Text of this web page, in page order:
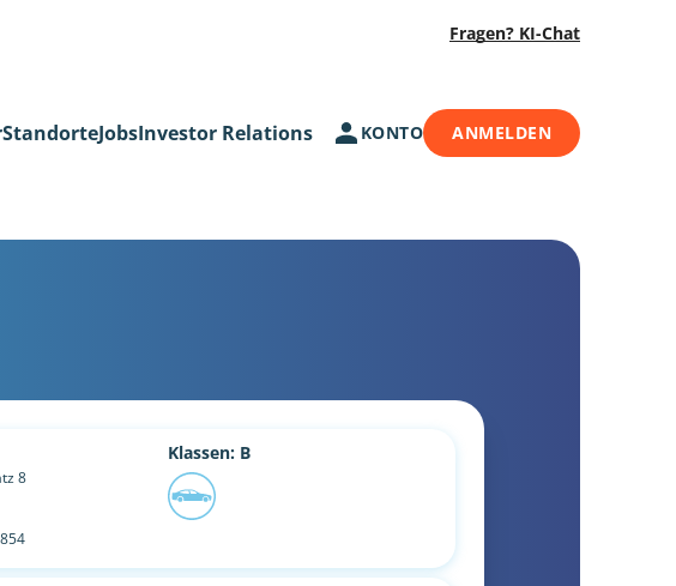
Fragen? KI-Chat
StandorteJobsInvestor Relations KONTO ANMELDEN
8
Klassen: B